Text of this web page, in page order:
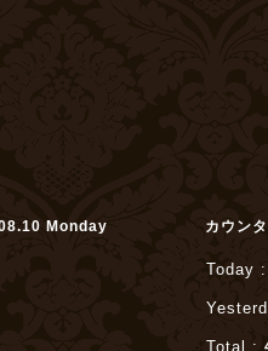
Monday カウン
Today :
Total :